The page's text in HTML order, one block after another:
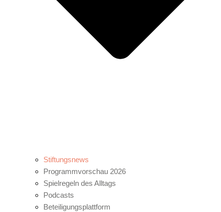
Stiftungsnews
Programmvorschau 2026
Spielregeln des Alltags
Podcasts
Beteiligungsplattform